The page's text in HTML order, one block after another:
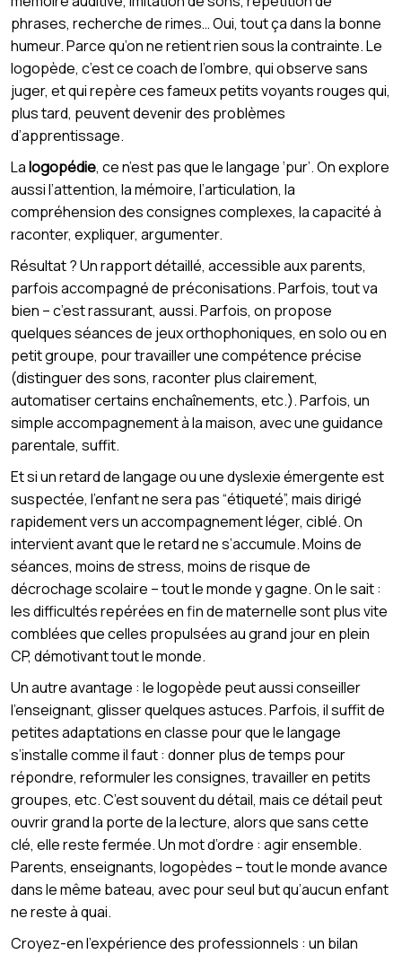
phrases, recherche de rimes… Oui, tout ça dans la bonne
humeur. Parce qu’on ne retient rien sous la contrainte. Le
logopède, c’est ce coach de l’ombre, qui observe sans
juger, et qui repère ces fameux petits voyants rouges qui,
plus tard, peuvent devenir des problèmes
d’apprentissage.
Lalogopédie, ce n’est pas que le langage ‘pur’. On explore
aussi l’attention, la mémoire, l’articulation, la
compréhension des consignes complexes, la capacité à
raconter, expliquer, argumenter.
Résultat ? Un rapport détaillé, accessible aux parents,
parfois accompagné de préconisations. Parfois, tout va
bien – c’est rassurant, aussi. Parfois, on propose
quelques séances de jeux orthophoniques, en solo ou en
petit groupe, pour travailler une compétence précise
(distinguer des sons, raconter plus clairement,
automatiser certains enchaînements, etc.). Parfois, un
simple accompagnement à la maison, avec une guidance
parentale, suffit.
Et si un retard de langage ou une dyslexie émergente est
suspectée, l’enfant ne sera pas “étiqueté”, mais dirigé
rapidement vers un accompagnement léger, ciblé. On
intervient avant que le retard ne s’accumule. Moins de
séances, moins de stress, moins de risque de
décrochage scolaire – tout le monde y gagne. On le sait :
les difficultés repérées en fin de maternelle sont plus vite
comblées que celles propulsées au grand jour en plein
CP, démotivant tout le monde.
Un autre avantage : le logopède peut aussi conseiller
l’enseignant, glisser quelques astuces. Parfois, il suffit de
petites adaptations en classe pour que le langage
s’installe comme il faut : donner plus de temps pour
répondre, reformuler les consignes, travailler en petits
groupes, etc. C’est souvent du détail, mais ce détail peut
ouvrir grand la porte de la lecture, alors que sans cette
clé, elle reste fermée. Un mot d’ordre : agir ensemble.
Parents, enseignants, logopèdes – tout le monde avance
dans le même bateau, avec pour seul but qu’aucun enfant
ne reste à quai.
Croyez-en l’expérience des professionnels : un bilan